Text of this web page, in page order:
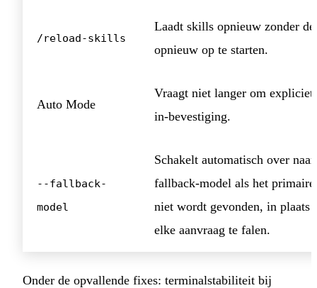
/reload-skills
Laadt skills opnieuw zonder de
opnieuw op te starten.
Auto Mode
Vraagt niet langer om
in-bevestiging.
--fallback-
model
Schakelt automatisch over
fallback-model als het
niet wordt gevonden, in plaats
elke aanvraag te falen.
Onder de opvallende fixes: terminalstabiliteit bij